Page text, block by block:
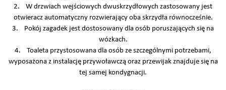
2. W drzwiach wejściowych dwuskrzydłowych zastosowany jest
otwieracz automatyczny rozwierający oba skrzydła równocześnie.
3. Pokój zagadek jest dostosowany dla osób poruszających się na
wózkach.
4. Toaleta przystosowana dla osób ze szczególnymi potrzebami,
wyposażona z instalację przywoławczą oraz przewijak znajduje się na
tej samej kondygnacji.